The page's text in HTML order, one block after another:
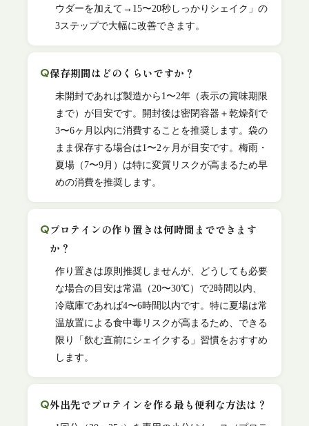
ウダーを加えて→15〜20秒しっかりシェイク」の
3ステップで大幅に改善できます。
保存期間はどのくらいですか？
未開封であれば製造から1〜2年（表示の賞味期限
まで）が目安です。開封後は密閉容器＋乾燥剤で
3〜6ヶ月以内に消費することを推奨します。袋の
まま保存する場合は1〜2ヶ月が目安です。梅雨・
夏場（7〜9月）は特に変質リスクが高まるため早
めの消費を推奨します。
プロテインの作り置きは何時間までできます
か？
作り置きは原則推奨しませんが、どうしても必要
な場合の目安は常温（20〜30℃）で2時間以内、
冷蔵庫であれば4〜6時間以内です。特に夏場は常
温放置による食中毒リスクが高まるため、できる
限り「飲む直前にシェイクする」習慣をおすすめ
します。
外出先でプロテインを作る最も便利な方法は？